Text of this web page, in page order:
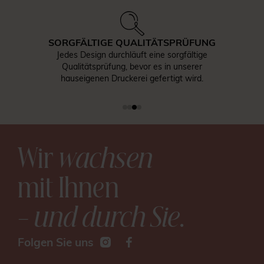
SORGFÄLTIGE QUALITÄTSPRÜFUNG
Jedes Design durchläuft eine sorgfältige
Qualitätsprüfung, bevor es in unserer
hauseigenen Druckerei gefertigt wird.
Wirwachsen
mit Ihnen
– und durch Sie.
Folgen Sie uns